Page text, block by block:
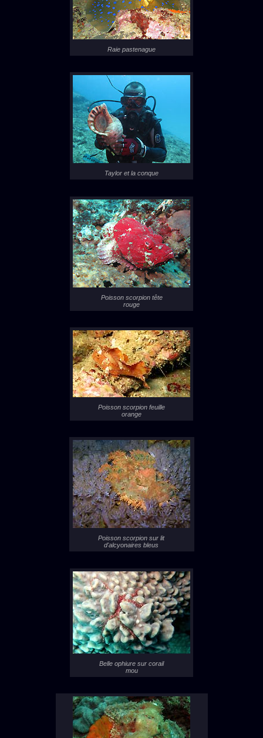
Raie pastenague
Taylor et la conque
Poisson scorpion tête
rouge
Poisson scorpion feuille
orange
Poisson scorpion sur lit
d'alcyonaires bleus
Belle ophiure sur corail
mou